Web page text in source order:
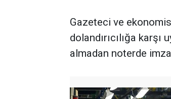
Gazeteci ve
dolandırıcılığa karşı
almadan noterde